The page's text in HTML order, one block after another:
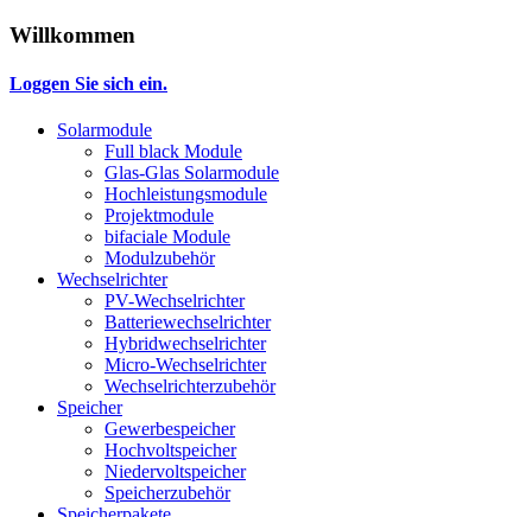
Willkommen
Loggen Sie sich ein.
Solarmodule
Full black Module
Glas-Glas Solarmodule
Hochleistungsmodule
Projektmodule
bifaciale Module
Modulzubehör
Wechselrichter
PV-Wechselrichter
Batteriewechselrichter
Hybridwechselrichter
Micro-Wechselrichter
Wechselrichterzubehör
Speicher
Gewerbespeicher
Hochvoltspeicher
Niedervoltspeicher
Speicherzubehör